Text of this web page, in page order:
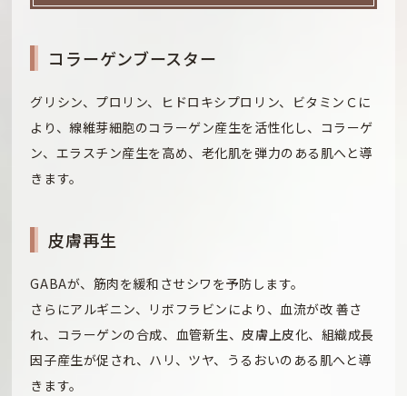
コラーゲンブースター
グリシン、プロリン、ヒドロキシプロリン、ビタミンＣに
より、線維芽細胞のコラーゲン産生を活性化し、コラーゲ
ン、エラスチン産生を高め、老化肌を弾力のある肌へと導
きます。
皮膚再生
GABAが、筋肉を緩和させシワを予防します。
さらにアルギニン、リボフラビンにより、血流が改 善さ
れ、コラーゲンの合成、血管新生、皮膚上皮化、組織成長
因子産生が促され、ハリ、ツヤ、うるおいのある肌へと導
きます。